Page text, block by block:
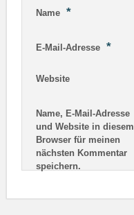
Name *
E-Mail-Adresse *
Website
Name, E-Mail-Adresse
und Website in diesem
Browser für meinen
nächsten Kommentar
speichern.